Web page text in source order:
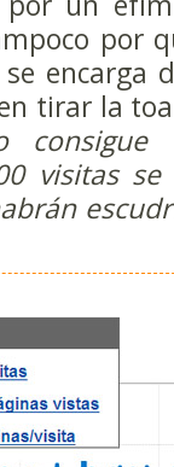
por
encarga
tirar la
consigue
visitas